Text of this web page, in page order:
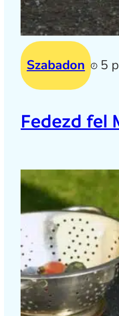
Szabadon 5
Fedezd